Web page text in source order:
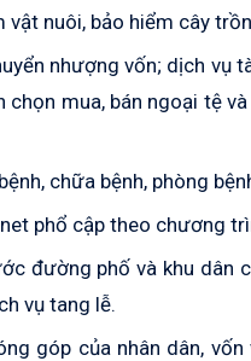
nuôi, bảo hiểm cây
nhượng vốn; dịch vụ
mua, bán ngoại tệ
chữa bệnh, phòng
phổ cập theo chương
đường phố và khu dân
vụ tang lễ.
góp của nhân dân,